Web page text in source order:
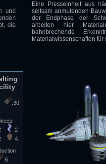
und
die
Eine Presseinheit aus
seltsam anmutenden
der Endphase der
arbeiten hier
bahnbrechende
Materialwissenschaften
:30
:2
:4
:6